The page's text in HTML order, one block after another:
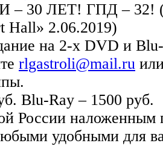
30 ЛЕТ! ГПД – 32!
Hall» 2.06.2019)
на 2-х DVD и
rlgastroli@mail.ru
Blu-Ray – 1500 руб.
России наложенным
удобными для